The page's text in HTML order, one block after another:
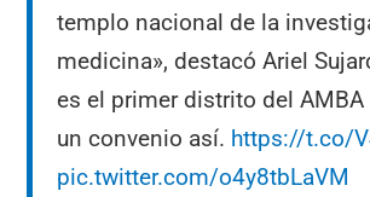
templo nacional de la
medicina», destacó Ariel
es el primer distrito del
un convenio así. https://t.co/
pic.twitter.com/o4y8tbLaVM